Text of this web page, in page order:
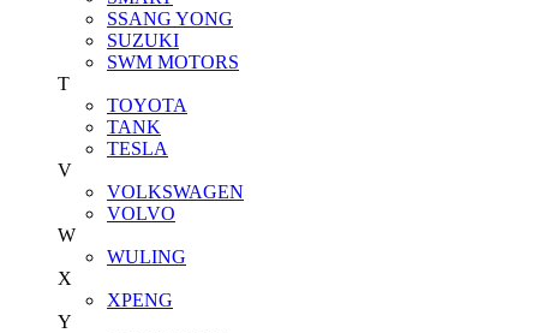
SSANG YONG
SUZUKI
SWM MOTORS
T
TOYOTA
TANK
TESLA
V
VOLKSWAGEN
VOLVO
W
WULING
X
XPENG
Y